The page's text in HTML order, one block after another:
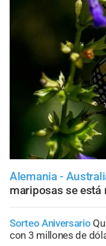
Alemania -
mariposas se está
Sorteo Aniversario
con 3 millones de